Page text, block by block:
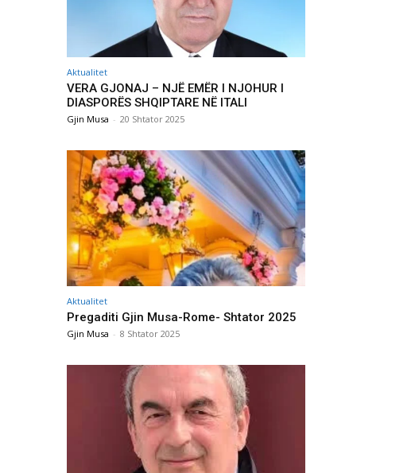
Aktualitet
VERA GJONAJ – NJË EMËR I NJOHUR I
DIASPORËS SHQIPTARE NË ITALI
Gjin Musa - 20 Shtator 2025
Aktualitet
Pregaditi Gjin Musa-Rome- Shtator 2025
Gjin Musa - 8 Shtator 2025